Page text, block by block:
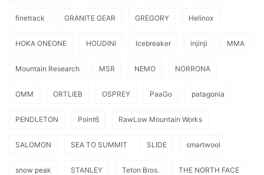
finetrack GRANITE GEAR GREGORY Helinox
HOKA ONEONE HOUDINI Icebreaker injinji MMA
Mountain Research MSR NEMO NORRONA
OMM ORTLIEB OSPREY PaaGo patagonia
PENDLETON Point6 RawLow Mountain Works
SALOMON SEA TO SUMMIT SLIDE smartwool
snow peak STANLEY Teton Bros. THE NORTH FACE